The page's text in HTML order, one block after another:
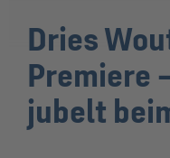
Dries
Premiere
jubelt